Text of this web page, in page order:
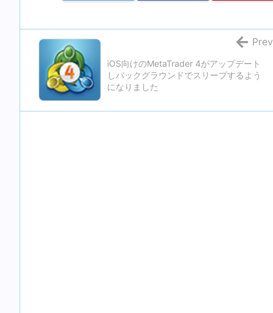
iOS向けのMetaTrader 4がアップデート
しバックグラウンドでスリープするよう
になりました
Prev